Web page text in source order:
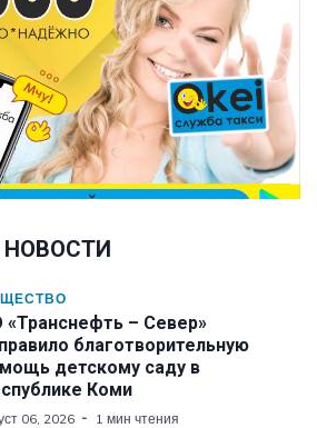
«Транснефть – Север»
благотворительную
детскому саду в
Коми
06, 2026 1 мин чтения